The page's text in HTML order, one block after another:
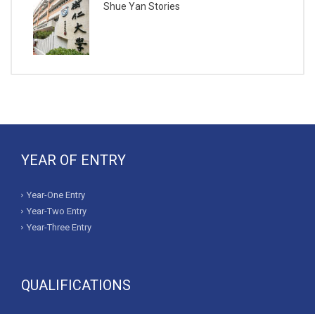
Shue Yan Stories
YEAR OF ENTRY
Year-One Entry
Year-Two Entry
Year-Three Entry
QUALIFICATIONS